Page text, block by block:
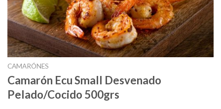
CAMARÓNES
Camarón Ecu Small Desvenado
Pelado/Cocido 500grs